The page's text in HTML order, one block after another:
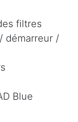
filtres
démarreur /
Blue